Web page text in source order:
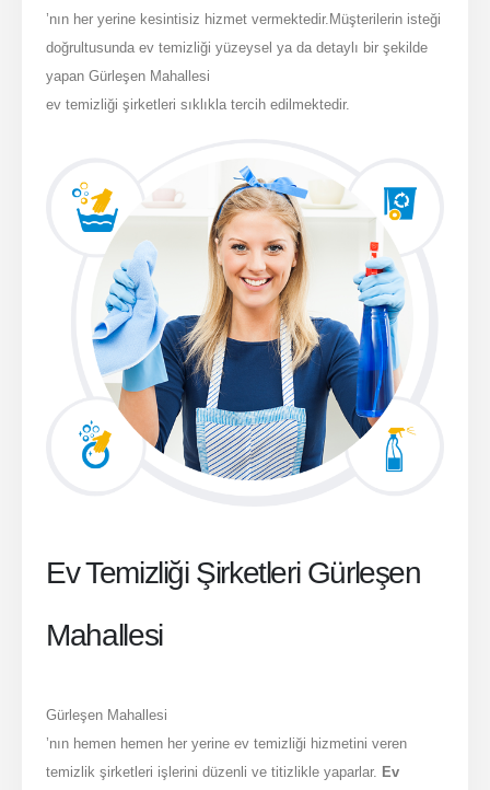
’nın her yerine kesintisiz hizmet vermektedir.Müşterilerin isteği
doğrultusunda ev temizliği yüzeysel ya da detaylı bir şekilde
yapan Gürleşen Mahallesi
ev temizliği şirketleri sıklıkla tercih edilmektedir.
Ev Temizliği Şirketleri Gürleşen
Mahallesi
Gürleşen Mahallesi
’nın hemen hemen her yerine ev temizliği hizmetini veren
temizlik şirketleri işlerini düzenli ve titizlikle yaparlar. Ev